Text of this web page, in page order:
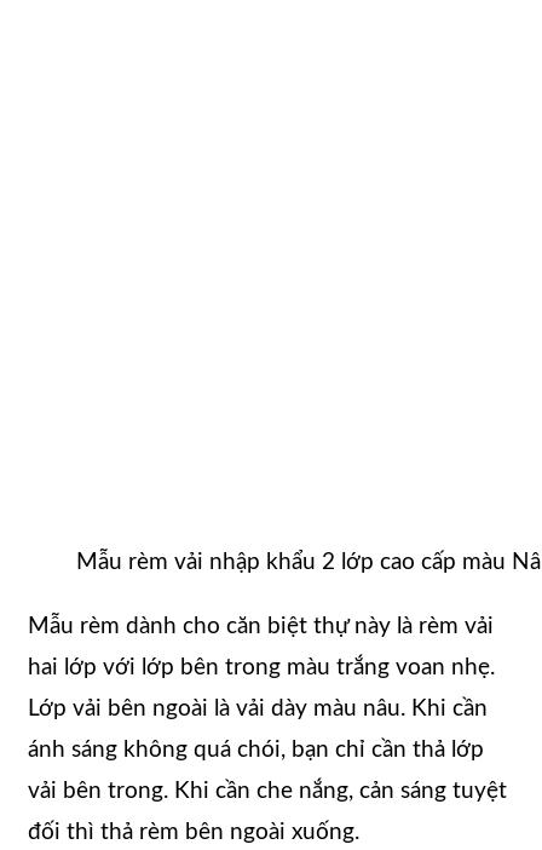
Mẫu rèm vải nhập khẩu 2 lớp cao cấp màu
Mẫu rèm dành cho căn biệt thự này là rèm vải
hai lớp với lớp bên trong màu trắng voan nhẹ.
Lớp vải bên ngoài là vải dày màu nâu. Khi cần
ánh sáng không quá chói, bạn chỉ cần thả lớp
vải bên trong. Khi cần che nắng, cản sáng tuyệt
đối thì thả rèm bên ngoài xuống.